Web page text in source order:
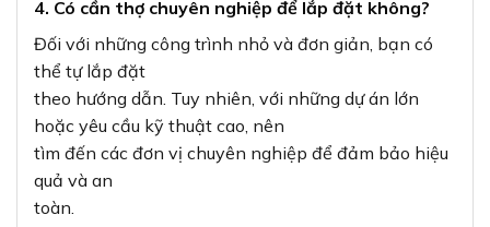
4. Có cần thợ chuyên nghiệp để lắp đặt không?
Đối với những công trình nhỏ và đơn giản, bạn có
thể tự lắp đặt
theo hướng dẫn. Tuy nhiên, với những dự án lớn
hoặc yêu cầu kỹ thuật cao, nên
tìm đến các đơn vị chuyên nghiệp để đảm bảo hiệu
quả và an
toàn.